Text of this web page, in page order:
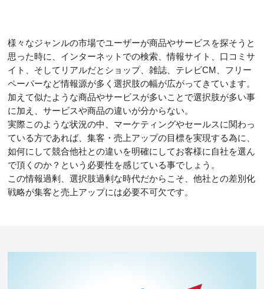
様々なジャンルの市場でユーザーが商品やサービスを探そうと
思った時に、インターネットでの検索、情報サイト、口コミサ
イト、そしてリアルだとショップ、雑誌、テレビCM、フリー
ペーパーなど情報源が多く選択肢の幅が広がってきています。
加えて似たような商品やサービスが多いことで選択肢が多い事
に加え、サービスや商品の違いが分からない。
実際このような状況の中、マーケティングやセールスに関わっ
ている方であれば、集客・売上アップの目標を実現する為に、
如何にして競合他社との違いを明確にしてお客様に自社を選ん
で頂くのか？という必要性を感じている事でしょう。
この情報過剰、選択肢過剰な時代だからこそ、他社との差別化
戦略が集客と売上アップには必要不可欠です。